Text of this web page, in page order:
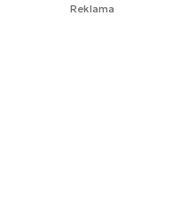
Reklama